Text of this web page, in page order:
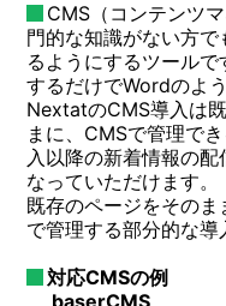
CMS（コンテンツ
門的な知識がない方
るようにするツール
するだけでWordのよ
NextatのCMS導入は
まに、CMSで管理で
入以降の新着情報の
なっていただけます。
既存のページをその
で管理する部分的な導
対応CMSの例